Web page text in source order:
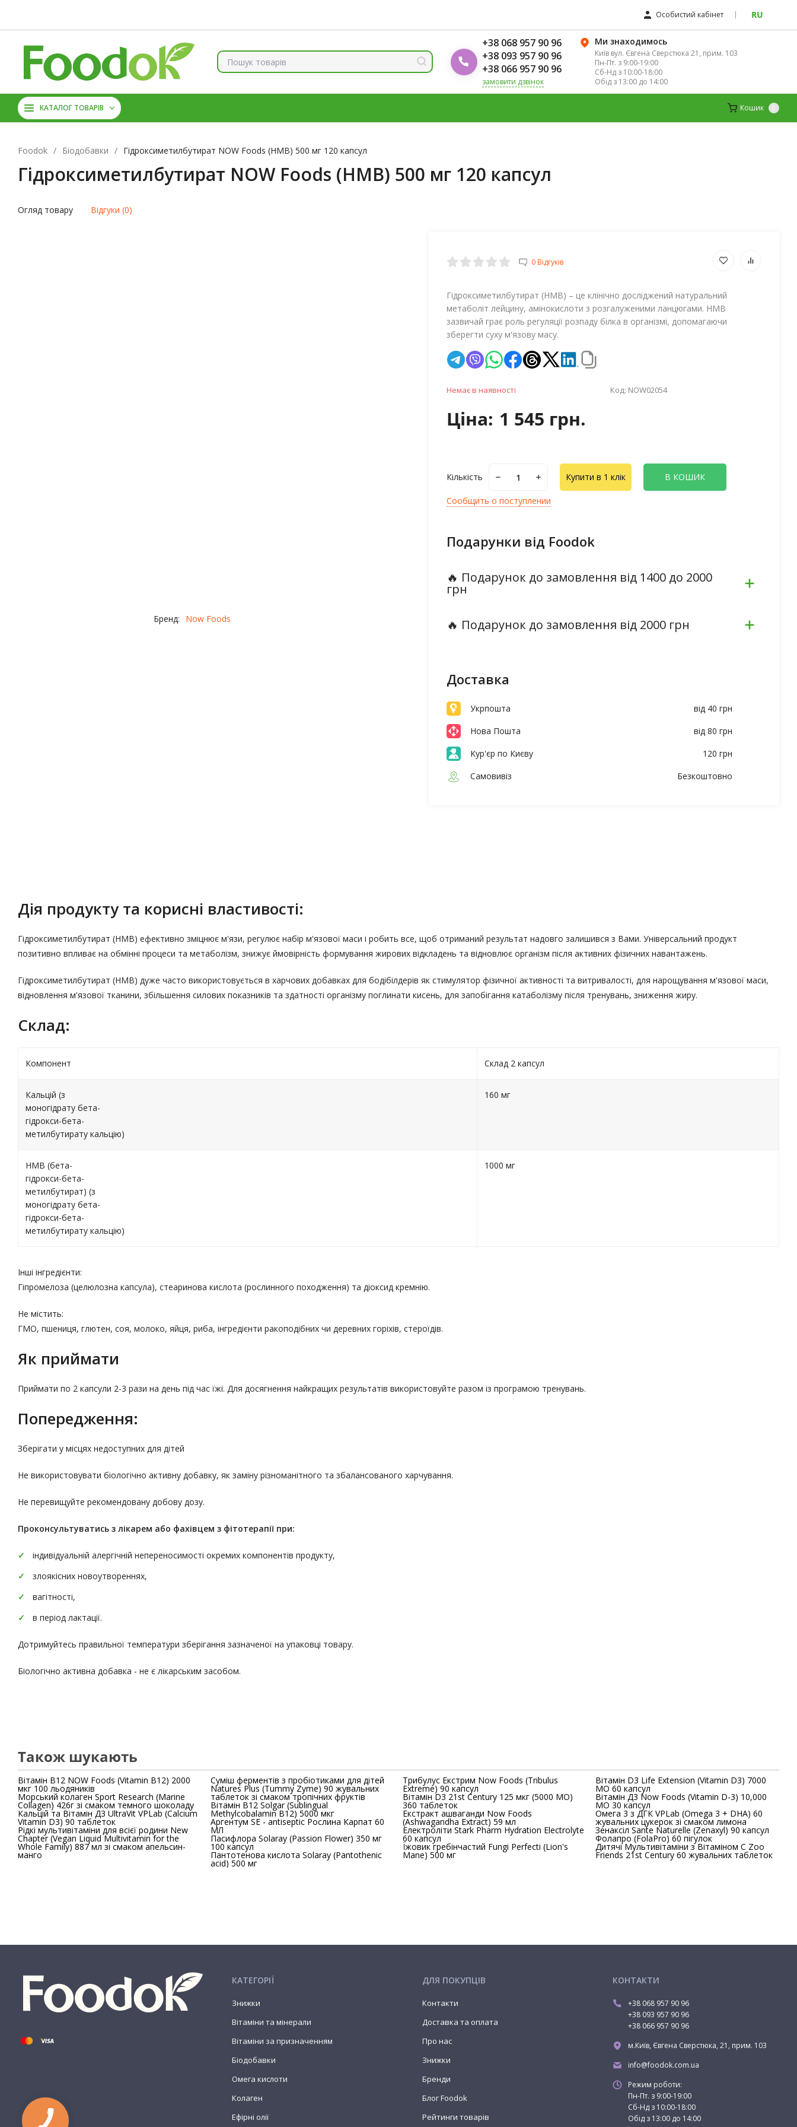
Особистий кабінет RU
+38 068 957 90 96
+38 093 957 90 96
+38 066 957 90 96
замовити дзвінок
Ми знаходимось
Київ вул. Євгена Сверстюка 21, прим. 103
Пн-Пт. з 9:00-19:00
Сб-Нд з 10:00-18:00
Обід з 13:00 до 14:00
КАТАЛОГ ТОВАРІВ
АМІНОКИСЛОТИ
ЦИНК
Кошик 0
Foodok / Біодобавки / Гідроксиметилбутират NOW Foods (HMB) 500 мг 120 капсул
Гідроксиметилбутират NOW Foods (HMB) 500 мг 120 капсул
Огляд товару Відгуки (0)
Бренд: Now Foods
0 Відгуків
Гідроксиметилбутират (HMB) – це клінічно досліджений натуральний
метаболіт лейцину, амінокислоти з розгалуженими ланцюгами. HMB
зазвичай грає роль регуляції розпаду білка в організмі, допомагаючи
зберегти суху м'язову масу.
Немає в наявності Код: NOW02054
Ціна: 1 545 грн.
Кількість Купити в 1 клік В КОШИК
Сообщить о поступлении
Подарунки від Foodok
🔥 Подарунок до замовлення від 1400 до 2000
грн
🔥 Подарунок до замовлення від 2000 грн
Доставка
Укрпошта
від 40 грн
Нова Пошта
від 80 грн
Кур'єр по Києву
120 грн
Самовивіз
Безкоштовно
Дія продукту та корисні властивості:
Гідроксиметилбутират (HMB) ефективно зміцнює м'язи, регулює набір м'язової маси і робить все, щоб отриманий результат надовго залишився з Вами. Універсальний продукт
позитивно впливає на обмінні процеси та метаболізм, знижує ймовірність формування жирових відкладень та відновлює організм після активних фізичних навантажень.
Гідроксиметилбутират (HMB) дуже часто використовується в харчових добавках для бодібілдерів як стимулятор фізичної активності та витривалості, для нарощування м'язової маси,
відновлення м'язової тканини, збільшення силових показників та здатності організму поглинати кисень, для запобігання катаболізму після тренувань, зниження жиру.
Склад:
Компонент Склад 2 капсул
Кальцій (з
моногідрату бета-
гідрокси-бета-
метилбутирату кальцію)
160 мг
HMB (бета-
гідрокси-бета-
метилбутират) (з
моногідрату бета-
гідрокси-бета-
метилбутирату кальцію)
1000 мг
Інші інгредієнти:
Гіпромелоза (целюлозна капсула), стеаринова кислота (рослинного походження) та діоксид кремнію.
Не містить:
ГМО, пшениця, глютен, соя, молоко, яйця, риба, інгредієнти ракоподібних чи деревних горіхів, стероїдів.
Як приймати
Приймати по 2 капсули 2-3 рази на день під час їжі. Для досягнення найкращих результатів використовуйте разом із програмою тренувань.
Попередження:
Зберігати у місцях недоступних для дітей
Не використовувати біологічно активну добавку, як заміну різноманітного та збалансованого харчування.
Не перевищуйте рекомендовану добову дозу.
Проконсультуватись з лікарем або фахівцем з фітотерапії при:
індивідуальній алергічній непереносимості окремих компонентів продукту,
злоякісних новоутвореннях,
вагітності,
в період лактації.
Дотримуйтесь правильної температури зберігання зазначеної на упаковці товару.
Біологічно активна добавка - не є лікарським засобом.
Також шукають
Вітамін В12 NOW Foods (Vitamin B12) 2000
мкг 100 льодяників
Морський колаген Sport Research (Marine
Collagen) 426г зі смаком темного шоколаду
Кальцій та Вітамін Д3 UltraVit VPLab (Calcium
Vitamin D3) 90 таблеток
Рідкі мультивітаміни для всієї родини New
Chapter (Vegan Liquid Multivitamin for the
Whole Family) 887 мл зі смаком апельсин-
манго
Суміш ферментів з пробіотиками для дітей
Natures Plus (Tummy Zyme) 90 жувальних
таблеток зі смаком тропічних фруктів
Вітамін В12 Solgar (Sublingual
Methylcobalamin В12) 5000 мкг
Аргентум SЕ - antiseptic Рослина Карпат 60
МЛ
Пасифлора Solaray (Passion Flower) 350 мг
100 капсул
Пантотенова кислота Solaray (Pantothenic
acid) 500 мг
Трибулус Екстрим Now Foods (Tribulus
Extreme) 90 капсул
Вітамін D3 21st Century 125 мкг (5000 МО)
360 таблеток
Екстракт ашваганди Now Foods
(Ashwagandha Extract) 59 мл
Електроліти Stark Pharm Hydration Electrolyte
60 капсул
Їжовик гребінчастий Fungi Perfecti (Lion's
Mane) 500 мг
Вітамін D3 Life Extension (Vitamin D3) 7000
МО 60 капсул
Вітамін Д3 Now Foods (Vitamin D-3) 10,000
МО 30 капсул
Омега 3 з ДГК VPLab (Omega 3 + DHA) 60
жувальних цукерок зі смаком лимона
Зенаксіл Sante Naturelle (Zenaxyl) 90 капсул
Фолапро (FolaPro) 60 пігулок
Дитячі Мультивітаміни з Вітаміном C Zoo
Friends 21st Century 60 жувальних таблеток
КАТЕГОРІЇ
Знижки
Вітаміни та мінерали
Вітаміни за призначенням
Біодобавки
Омега кислоти
Колаген
Ефірні олії
ДЛЯ ПОКУПЦІВ
Контакти
Доставка та оплата
Про нас
Знижки
Бренди
Блог Foodok
Рейтинги товарів
КОНТАКТИ
+38 068 957 90 96
+38 093 957 90 96
+38 066 957 90 96
м.Київ, Євгена Сверстюка, 21, прим. 103
info@foodok.com.ua
Режим роботи:
Пн-Пт. з 9:00-19:00
Сб-Нд з 10:00-18:00
Обід з 13:00 до 14:00